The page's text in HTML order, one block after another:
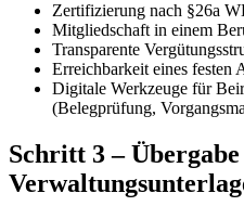
Zertifizierung nach §26a
Mitgliedschaft in einem
Transparente
Erreichbarkeit eines festen
Digitale Werkzeuge für
(Belegprüfung,
Schritt 3 –